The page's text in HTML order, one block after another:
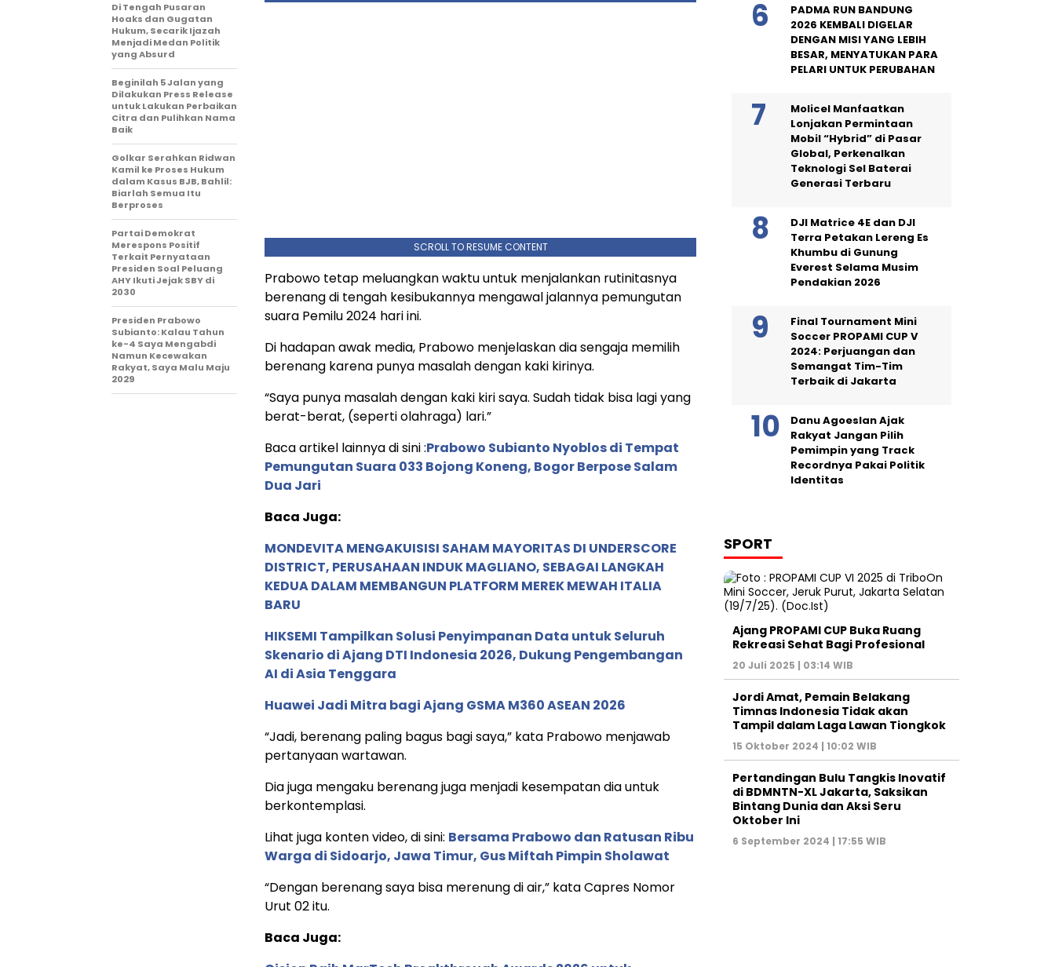
SCROLL TO RESUME CONTENT
Prabowo tetap meluangkan waktu untuk menjalankan rutinitasnya
berenang di tengah kesibukannya mengawal jalannya pemungutan
suara Pemilu 2024 hari ini.
Di hadapan awak media, Prabowo menjelaskan dia sengaja memilih
berenang karena punya masalah dengan kaki kirinya.
“Saya punya masalah dengan kaki kiri saya. Sudah tidak bisa lagi yang
berat-berat, (seperti olahraga) lari.”
Baca artikel lainnya di sini :Prabowo Subianto Nyoblos di Tempat
Pemungutan Suara 033 Bojong Koneng, Bogor Berpose Salam
Dua Jari
Baca Juga:
MONDEVITA MENGAKUISISI SAHAM MAYORITAS DI UNDERSCORE
DISTRICT, PERUSAHAAN INDUK MAGLIANO, SEBAGAI LANGKAH
KEDUA DALAM MEMBANGUN PLATFORM MEREK MEWAH ITALIA
BARU
HIKSEMI Tampilkan Solusi Penyimpanan Data untuk Seluruh
Skenario di Ajang DTI Indonesia 2026, Dukung Pengembangan
AI di Asia Tenggara
Huawei Jadi Mitra bagi Ajang GSMA M360 ASEAN 2026
“Jadi, berenang paling bagus bagi saya,” kata Prabowo menjawab
pertanyaan wartawan.
Dia juga mengaku berenang juga menjadi kesempatan dia untuk
berkontemplasi.
Lihat juga konten video, di sini: Bersama Prabowo dan Ratusan Ribu
Warga di Sidoarjo, Jawa Timur, Gus Miftah Pimpin Sholawat
“Dengan berenang saya bisa merenung di air,” kata Capres Nomor
Urut 02 itu.
Baca Juga:
Di Tengah Pusaran
Hoaks dan Gugatan
Hukum, Secarik Ijazah
Menjadi Medan Politik
yang Absurd
Beginilah 5 Jalan yang
Dilakukan Press Release
untuk Lakukan Perbaikan
Citra dan Pulihkan Nama
Baik
Golkar Serahkan Ridwan
Kamil ke Proses Hukum
dalam Kasus BJB, Bahlil:
Biarlah Semua Itu
Berproses
Partai Demokrat
Merespons Positif
Terkait Pernyataan
Presiden Soal Peluang
AHY Ikuti Jejak SBY di
2030
Presiden Prabowo
Subianto: Kalau Tahun
ke-4 Saya Mengabdi
Namun Kecewakan
Rakyat, Saya Malu Maju
2029
PADMA RUN BANDUNG
2026 KEMBALI DIGELAR
DENGAN MISI YANG LEBIH
BESAR, MENYATUKAN PARA
PELARI UNTUK PERUBAHAN
Molicel Manfaatkan
Lonjakan Permintaan
Mobil “Hybrid” di Pasar
Global, Perkenalkan
Teknologi Sel Baterai
Generasi Terbaru
DJI Matrice 4E dan DJI
Terra Petakan Lereng Es
Khumbu di Gunung
Everest Selama Musim
Pendakian 2026
Final Tournament Mini
Soccer PROPAMI CUP V
2024: Perjuangan dan
Semangat Tim-Tim
Terbaik di Jakarta
Danu Agoeslan Ajak
Rakyat Jangan Pilih
Pemimpin yang Track
Recordnya Pakai Politik
Identitas
SPORT
Ajang PROPAMI CUP Buka Ruang
Rekreasi Sehat Bagi Profesional
20 Juli 2025 | 03:14 WIB
Jordi Amat, Pemain Belakang
Timnas Indonesia Tidak akan
Tampil dalam Laga Lawan Tiongkok
15 Oktober 2024 | 10:02 WIB
Pertandingan Bulu Tangkis Inovatif
di BDMNTN-XL Jakarta, Saksikan
Bintang Dunia dan Aksi Seru
Oktober Ini
6 September 2024 | 17:55 WIB